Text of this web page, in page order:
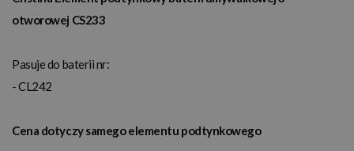
otworowej CS233
Pasuje do baterii nr:
- CL242
Cena dotyczy samego elementu podtynkowego